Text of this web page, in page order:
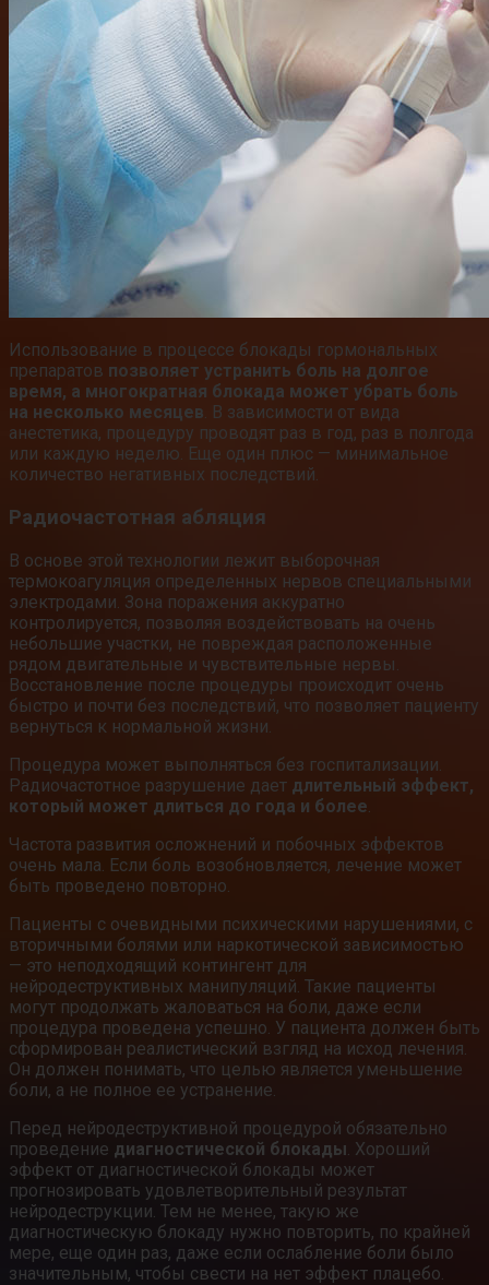
Использование в процессе блокады гормональных
препаратов позволяет устранить боль на долгое
время, а многократная блокада может убрать боль
на несколько месяцев. В зависимости от вида
анестетика, процедуру проводят раз в год, раз в полгода
или каждую неделю. Еще один плюс — минимальное
количество негативных последствий.
Радиочастотная абляция
В основе этой технологии лежит выборочная
термокоагуляция определенных нервов специальными
электродами. Зона поражения аккуратно
контролируется, позволяя воздействовать на очень
небольшие участки, не повреждая расположенные
рядом двигательные и чувствительные нервы.
Восстановление после процедуры происходит очень
быстро и почти без последствий, что позволяет пациенту
вернуться к нормальной жизни.
Процедура может выполняться без госпитализации.
Радиочастотное разрушение дает длительный эффект,
который может длиться до года и более
Частота развития осложнений и побочных эффектов
очень мала. Если боль возобновляется, лечение может
быть проведено повторно.
Пациенты с очевидными психическими нарушениями, с
вторичными болями или наркотической зависимостью
— это неподходящий контингент для
нейродеструктивных манипуляций. Такие пациенты
могут продолжать жаловаться на боли, даже если
процедура проведена успешно. У пациента должен быть
сформирован реалистический взгляд на исход лечения.
Он должен понимать, что целью является уменьшение
боли, а не полное ее устранение.
Перед нейродеструктивной процедурой обязательно
проведение диагностической блокады . Хороший
эффект от диагностической блокады может
прогнозировать удовлетворительный результат
нейродеструкции. Тем не менее, такую же
диагностическую блокаду нужно повторить, по крайней
мере, еще один раз, даже если ослабление боли было
значительным, чтобы свести на нет эффект плацебо.